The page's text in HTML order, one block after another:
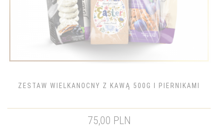
ZESTAW WIELKANOCNY Z KAWĄ 500G I PIERNIKAMI
75,00 PLN